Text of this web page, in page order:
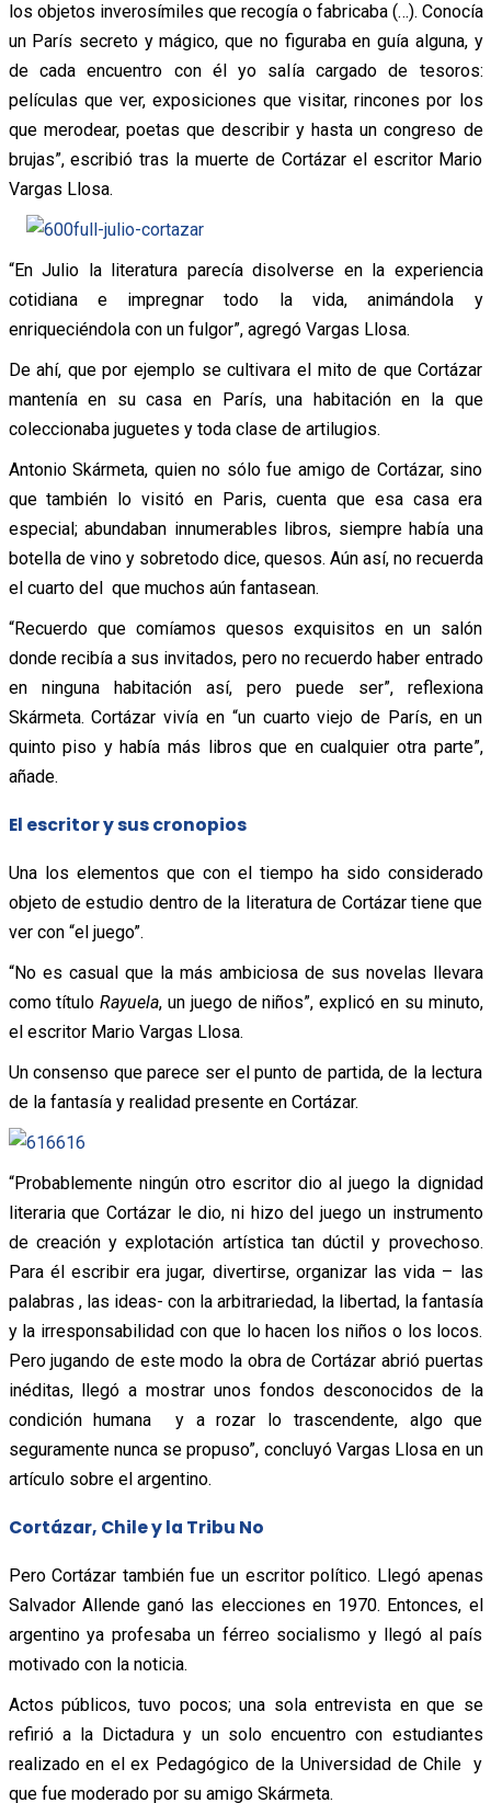
los objetos inverosímiles que recogía o fabricaba (…). Conocía
un París secreto y mágico, que no figuraba en guía alguna, y
de cada encuentro con él yo salía cargado de tesoros:
películas que ver, exposiciones que visitar, rincones por los
que merodear, poetas que describir y hasta un congreso de
brujas”, escribió tras la muerte de Cortázar el escritor Mario
Vargas Llosa.
“En Julio la literatura parecía disolverse en la experiencia
cotidiana e impregnar todo la vida, animándola y
enriqueciéndola con un fulgor”, agregó Vargas Llosa.
De ahí, que por ejemplo se cultivara el mito de que Cortázar
mantenía en su casa en París, una habitación en la que
coleccionaba juguetes y toda clase de artilugios.
Antonio Skármeta, quien no sólo fue amigo de Cortázar, sino
que también lo visitó en Paris, cuenta que esa casa era
especial; abundaban innumerables libros, siempre había una
botella de vino y sobretodo dice, quesos. Aún así, no recuerda
el cuarto del que muchos aún fantasean.
“Recuerdo que comíamos quesos exquisitos en un salón
donde recibía a sus invitados, pero no recuerdo haber entrado
en ninguna habitación así, pero puede ser”, reflexiona
Skármeta. Cortázar vivía en “un cuarto viejo de París, en un
quinto piso y había más libros que en cualquier otra parte”,
añade.
El escritor y sus cronopios
Una los elementos que con el tiempo ha sido considerado
objeto de estudio dentro de la literatura de Cortázar tiene que
ver con “el juego”.
“No es casual que la más ambiciosa de sus novelas llevara
como títuloRayuela, un juego de niños”, explicó en su minuto,
el escritor Mario Vargas Llosa.
Un consenso que parece ser el punto de partida, de la lectura
de la fantasía y realidad presente en Cortázar.
“Probablemente ningún otro escritor dio al juego la dignidad
literaria que Cortázar le dio, ni hizo del juego un instrumento
de creación y explotación artística tan dúctil y provechoso.
Para él escribir era jugar, divertirse, organizar las vida – las
palabras , las ideas- con la arbitrariedad, la libertad, la fantasía
y la irresponsabilidad con que lo hacen los niños o los locos.
Pero jugando de este modo la obra de Cortázar abrió puertas
inéditas, llegó a mostrar unos fondos desconocidos de la
condición humana y a rozar lo trascendente, algo que
seguramente nunca se propuso”, concluyó Vargas Llosa en un
artículo sobre el argentino.
Cortázar, Chile y la Tribu No
Pero Cortázar también fue un escritor político. Llegó apenas
Salvador Allende ganó las elecciones en 1970. Entonces, el
argentino ya profesaba un férreo socialismo y llegó al país
motivado con la noticia.
Actos públicos, tuvo pocos; una sola entrevista en que se
refirió a la Dictadura y un solo encuentro con estudiantes
realizado en el ex Pedagógico de la Universidad de Chile y
que fue moderado por su amigo Skármeta.